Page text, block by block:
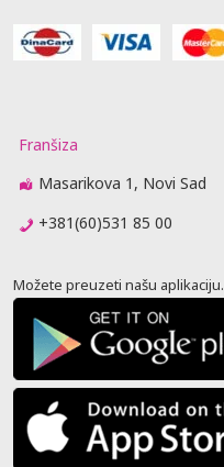
Franšiza
Masarikova 1, Novi Sad
+381(60)531 85 00
Možete preuzeti našu aplikaciju.